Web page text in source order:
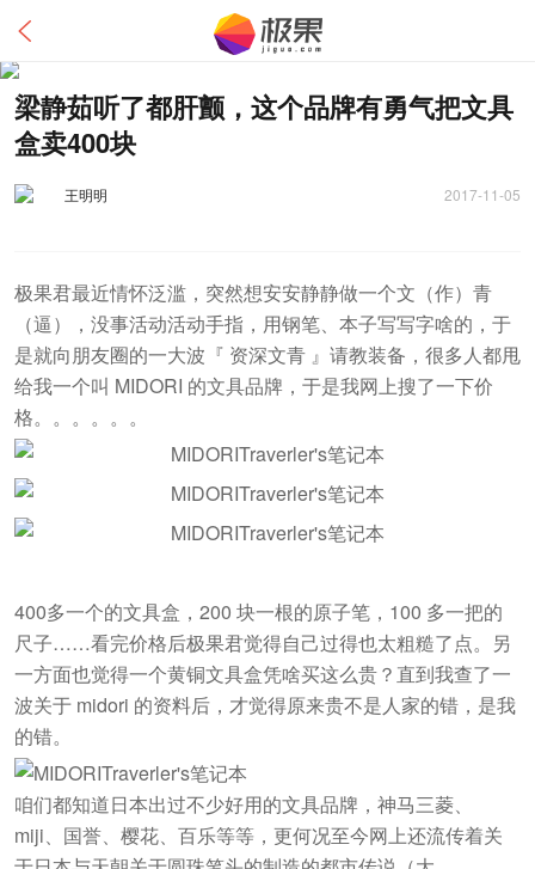
梁静茹听了都肝颤，这个品牌有勇气把文具
盒卖400块
王明明 2017-11-05
极果君最近情怀泛滥，突然想安安静静做一个文（作）青
（逼），没事活动活动手指，用钢笔、本子写写字啥的，于
是就向朋友圈的一大波『 资深文青 』请教装备，很多人都甩
给我一个叫 MIDORI 的文具品牌，于是我网上搜了一下价
格。。。。。。
400多一个的文具盒，200 块一根的原子笔，100 多一把的
尺子……看完价格后极果君觉得自己过得也太粗糙了点。另
一方面也觉得一个黄铜文具盒凭啥买这么贵？直到我查了一
波关于 midori 的资料后，才觉得原来贵不是人家的错，是我
的错。
咱们都知道日本出过不少好用的文具品牌，神马三菱、
miji、国誉、樱花、百乐等等，更何况至今网上还流传着关